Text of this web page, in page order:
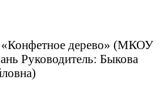
«Конфетное дерево» (МКОУ
Руководитель: Быкова